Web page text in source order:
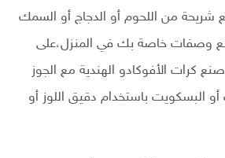
من اللحوم أو الدجاج أو السمك
وصفات خاصة بك في المنزل،على
كرات الأفوكادو الهندية مع الجوز
أو البسكويت باستخدام دقيق اللوز أو